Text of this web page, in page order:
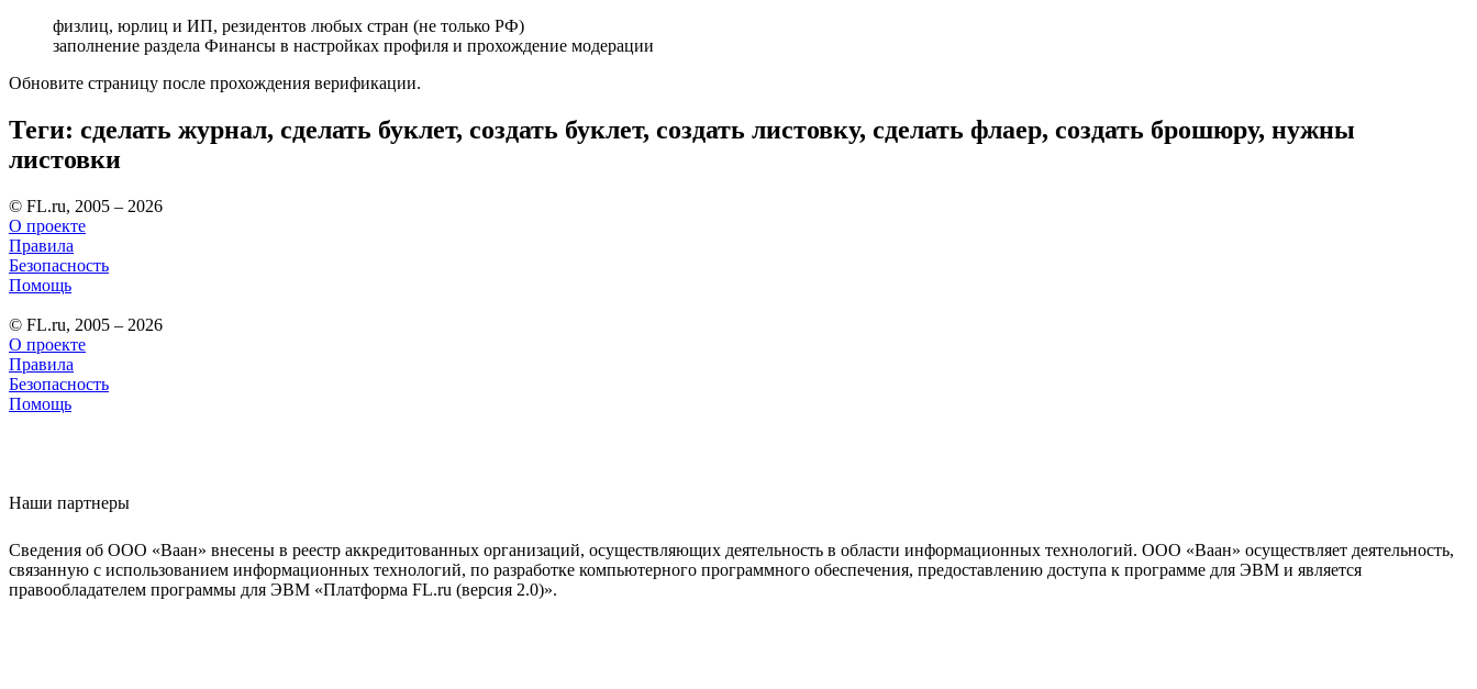
физлиц, юрлиц и ИП, резидентов любых стран (не только РФ)
заполнение раздела Финансы в настройках профиля и прохождение модерации
Обновите страницу после прохождения верификации.
Теги: сделать журнал, сделать буклет, создать буклет, создать листовку, сделать флаер, создать брошюру, нужны
листовки
© FL.ru, 2005 – 2026
О проекте
Правила
Безопасность
Помощь
© FL.ru, 2005 – 2026
О проекте
Правила
Безопасность
Помощь
Наши партнеры
Сведения об ООО «Ваан» внесены в реестр аккредитованных организаций, осуществляющих деятельность в области информационных технологий. ООО «Ваан» осуществляет деятельность,
связанную с использованием информационных технологий, по разработке компьютерного программного обеспечения, предоставлению доступа к программе для ЭВМ и является
правообладателем программы для ЭВМ «Платформа FL.ru (версия 2.0)».